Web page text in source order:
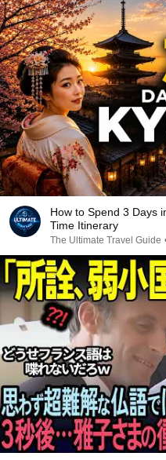
How to Spend 3 Days
Time Itinerary
The Ultimate Travel Guide